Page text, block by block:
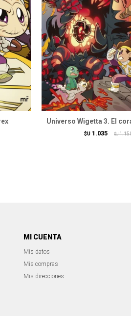
Universo Wigetta 3. El
$U 1.035 $U
MI CUENTA
Mis datos
Mis compras
Mis direcciones